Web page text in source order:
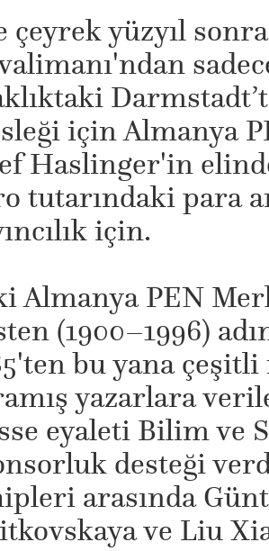
çeyrek yüzyıl
için Almanya
Haslinger'in
tutarındaki para
için.
Almanya PEN
(1900–1996)
bu yana
yazarlara
eyaleti Bilim ve
desteği
arasında
ve Liu